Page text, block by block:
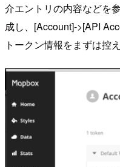
介エントリの内容などを
成し、[Account]->[API
トークン情報をまずは控